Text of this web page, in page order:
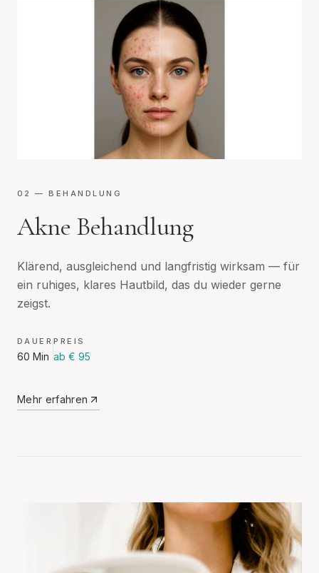
02 — BEHANDLUNG
Akne Behandlung
Klärend, ausgleichend und langfristig wirksam — für
ein ruhiges, klares Hautbild, das du wieder gerne
zeigst.
DAUER
60 Min
PREIS
ab € 95
Mehr erfahren